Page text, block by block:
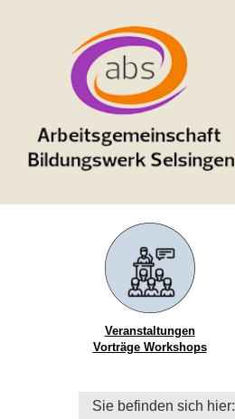
Veranstaltungen
Vorträge Workshops
Sie befinden sich hier: